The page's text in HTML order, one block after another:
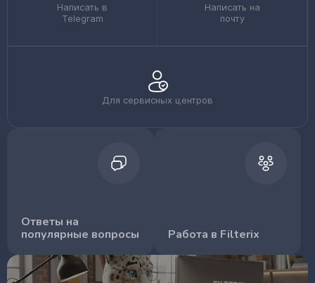
Написать в
Telegram
Написать на
почту
Для сервисных центров
Ответы на
популярные вопросы
Работа в Filterix